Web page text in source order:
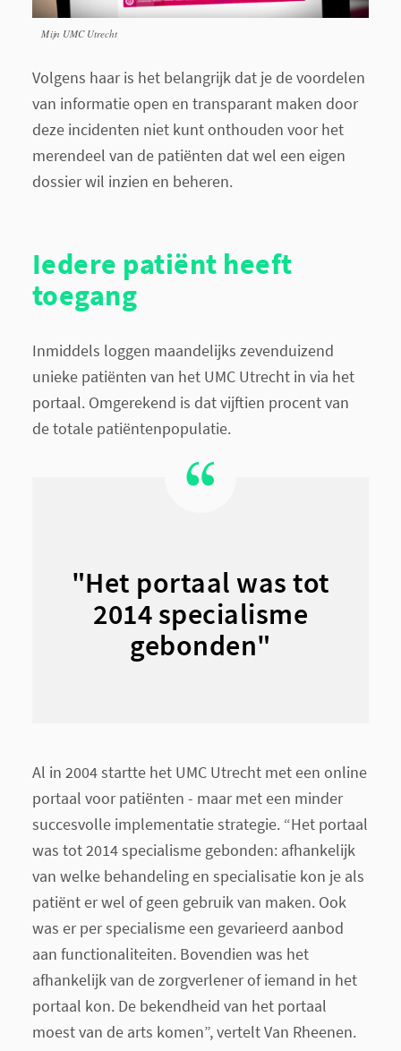
Mijn UMC Utrecht
Volgens haar is het belangrijk dat je de voordelen
van informatie open en transparant maken door
deze incidenten niet kunt onthouden voor het
merendeel van de patiënten dat wel een eigen
dossier wil inzien en beheren.
Iedere patiënt heeft
toegang
Inmiddels loggen maandelijks zevenduizend
unieke patiënten van het UMC Utrecht in via het
portaal. Omgerekend is dat vijftien procent van
de totale patiëntenpopulatie.
"Het portaal was tot
2014 specialisme
gebonden"
Al in 2004 startte het UMC Utrecht met een online
portaal voor patiënten - maar met een minder
succesvolle implementatie strategie. “Het portaal
was tot 2014 specialisme gebonden: afhankelijk
van welke behandeling en specialisatie kon je als
patiënt er wel of geen gebruik van maken. Ook
was er per specialisme een gevarieerd aanbod
aan functionaliteiten. Bovendien was het
afhankelijk van de zorgverlener of iemand in het
portaal kon. De bekendheid van het portaal
moest van de arts komen”, vertelt Van Rheenen.